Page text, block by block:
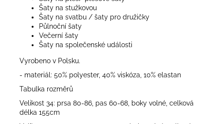
Šaty na stužkovou
Šaty na svatbu / šaty pro družičky
Půlnoční šaty
Večerní šaty
Šaty na společenské události
Vyrobeno v Polsku.
- materiál: 50% polyester, 40% viskóza, 10% elastan
Tabulka rozměrů
Velikost 34: prsa 80-86, pas 60-68, boky volné, celková
délka 155cm